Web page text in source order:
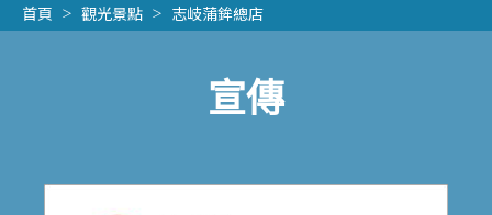
首頁 觀光景點 志岐蒲鉾總店
宣傳